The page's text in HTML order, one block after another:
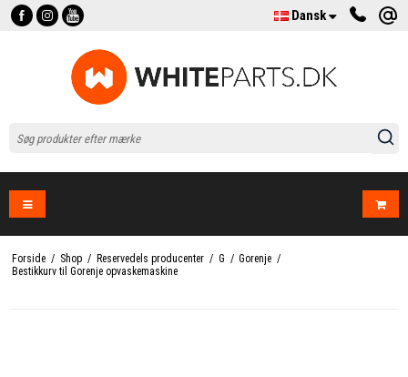
Dansk
Forside / Shop / Reservedels producenter / G / Gorenje /
Bestikkurv til Gorenje opvaskemaskine